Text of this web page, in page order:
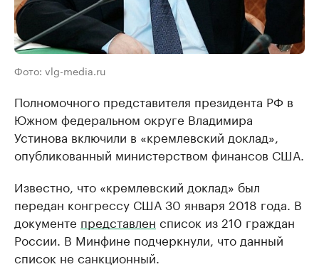
Фото: vlg-media.ru
Полномочного представителя президента РФ в
Южном федеральном округе Владимира
Устинова включили в «кремлевский доклад»,
опубликованный министерством финансов США.
Известно, что «кремлевский доклад» был
передан конгрессу США 30 января 2018 года. В
документе представлен список из 210 граждан
России. В Минфине подчеркнули, что данный
список не санкционный.